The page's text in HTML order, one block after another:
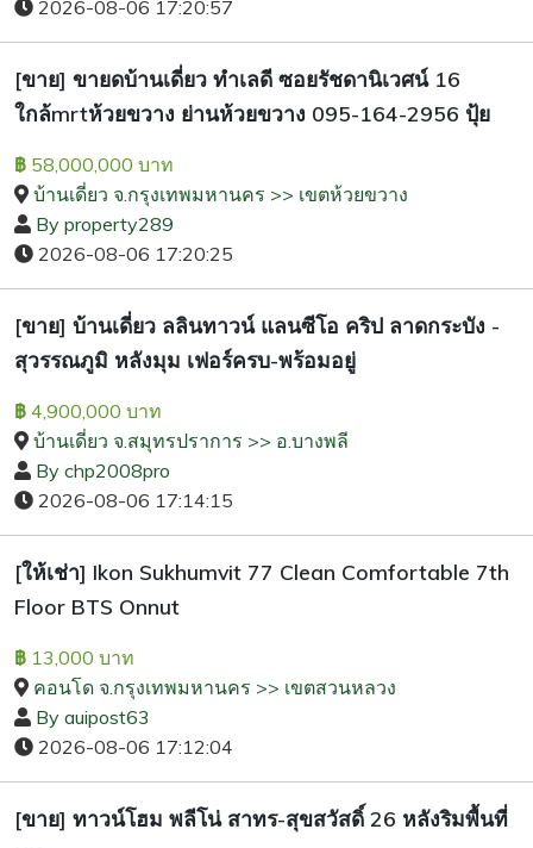
2026-08-06 17:20:57
[ขาย] ขายดบ้านเดี่ยว ทำเลดี ซอยรัชดานิเวศน์ 16
ใกล้mrtห้วยขวาง ย่านห้วยขวาง 095-164-2956 ปุ้ย
฿ 58,000,000 บาท
บ้านเดี่ยว จ.กรุงเทพมหานคร >> เขตห้วยขวาง
By property289
2026-08-06 17:20:25
[ขาย] บ้านเดี่ยว ลลินทาวน์ แลนซีโอ คริป ลาดกระบัง -
สุวรรณภูมิ หลังมุม เฟอร์ครบ-พร้อมอยู่
฿ 4,900,000 บาท
บ้านเดี่ยว จ.สมุทรปราการ >> อ.บางพลี
By chp2008pro
2026-08-06 17:14:15
[ให้เช่า] Ikon Sukhumvit 77 Clean Comfortable 7th
Floor BTS Onnut
฿ 13,000 บาท
คอนโด จ.กรุงเทพมหานคร >> เขตสวนหลวง
By auipost63
2026-08-06 17:12:04
[ขาย] ทาวน์โฮม พลีโน่ สาทร-สุขสวัสดิ์ 26 หลังริมพื้นที่